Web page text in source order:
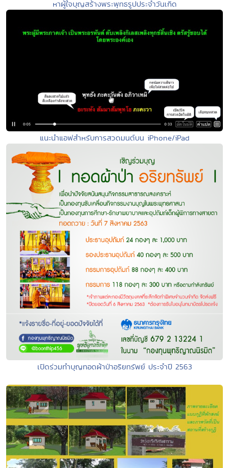
หาผู้ใจบุญสร้างพระพุทธรูปประจำวันเกิด
แนะนำแอฟสำหรับการสวดมนต์บน iPhone/iPad
เปิดร่วมทำบุญทอดผ้าป่าอริยทรัพย์ ประจำปี 2563